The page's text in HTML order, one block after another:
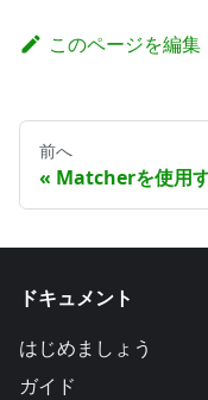
このページを編集
前へ
Matcherを使用
ドキュメント
はじめましょう
ガイド